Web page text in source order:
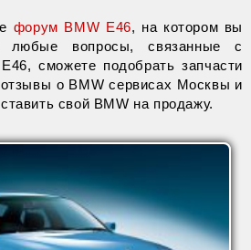
форум BMW E46, на котором вы
любые вопросы, связанные с
сможете подобрать запчасти
о BMW сервисах Москвы и
свой BMW на продажу.